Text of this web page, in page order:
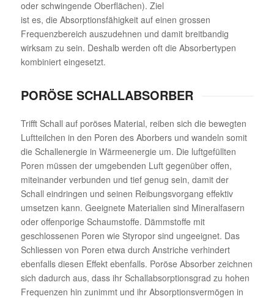
oder schwingende Oberflächen). Ziel
ist es, die Absorptionsfähigkeit auf einen grossen
Frequenzbereich auszudehnen und damit breitbandig
wirksam zu sein. Deshalb werden oft die Absorbertypen
kombiniert eingesetzt.
PORÖSE SCHALLABSORBER
Trifft Schall auf poröses Material, reiben sich die bewegten
Luftteilchen in den Poren des Aborbers und wandeln somit
die Schallenergie in Wärmeenergie um. Die luftgefüllten
Poren müssen der umgebenden Luft gegenüber offen,
miteinander verbunden und tief genug sein, damit der
Schall eindringen und seinen Reibungsvorgang effektiv
umsetzen kann. Geeignete Materialien sind Mineralfasern
oder offenporige Schaumstoffe. Dämmstoffe mit
geschlossenen Poren wie Styropor sind ungeeignet. Das
Schliessen von Poren etwa durch Anstriche verhindert
ebenfalls diesen Effekt ebenfalls. Poröse Absorber zeichnen
sich dadurch aus, dass ihr Schallabsorptionsgrad zu hohen
Frequenzen hin zunimmt und ihr Absorptionsvermögen in